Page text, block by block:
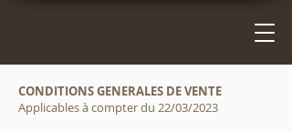
CONDITIONS GENERALES DE VENTE
Applicables à compter du 22/03/2023